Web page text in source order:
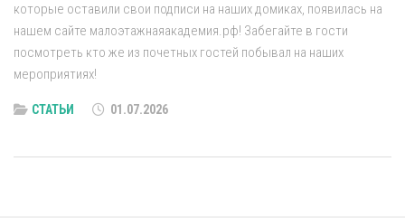
которые оставили свои подписи на наших домиках, появилась на
нашем сайте малоэтажнаяакадемия.рф! Забегайте в гости
посмотреть кто же из почетных гостей побывал на наших
мероприятиях!
СТАТЬИ 01.07.2026